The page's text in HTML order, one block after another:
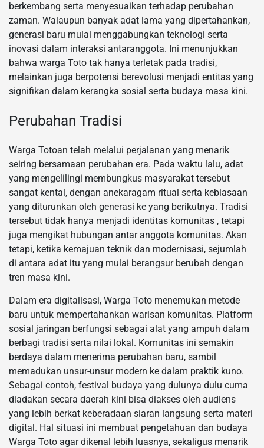
berkembang serta menyesuaikan terhadap perubahan
zaman. Walaupun banyak adat lama yang dipertahankan,
generasi baru mulai menggabungkan teknologi serta
inovasi dalam interaksi antaranggota. Ini menunjukkan
bahwa warga Toto tak hanya terletak pada tradisi,
melainkan juga berpotensi berevolusi menjadi entitas yang
signifikan dalam kerangka sosial serta budaya masa kini.
Perubahan Tradisi
Warga Totoan telah melalui perjalanan yang menarik
seiring bersamaan perubahan era. Pada waktu lalu, adat
yang mengelilingi membungkus masyarakat tersebut
sangat kental, dengan anekaragam ritual serta kebiasaan
yang diturunkan oleh generasi ke yang berikutnya. Tradisi
tersebut tidak hanya menjadi identitas komunitas , tetapi
juga mengikat hubungan antar anggota komunitas. Akan
tetapi, ketika kemajuan teknik dan modernisasi, sejumlah
di antara adat itu yang mulai berangsur berubah dengan
tren masa kini.
Dalam era digitalisasi, Warga Toto menemukan metode
baru untuk mempertahankan warisan komunitas. Platform
sosial jaringan berfungsi sebagai alat yang ampuh dalam
berbagi tradisi serta nilai lokal. Komunitas ini semakin
berdaya dalam menerima perubahan baru, sambil
memadukan unsur-unsur modern ke dalam praktik kuno.
Sebagai contoh, festival budaya yang dulunya dulu cuma
diadakan secara daerah kini bisa diakses oleh audiens
yang lebih berkat keberadaan siaran langsung serta materi
digital. Hal situasi ini membuat pengetahuan dan budaya
Warga Toto agar dikenal lebih luasnya, sekaligus menarik